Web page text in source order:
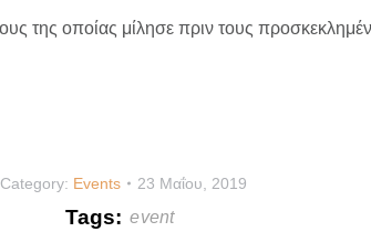
της οποίας μίλησε πριν τους
Category: Events 23 Μαΐου, 2019
Tags: event